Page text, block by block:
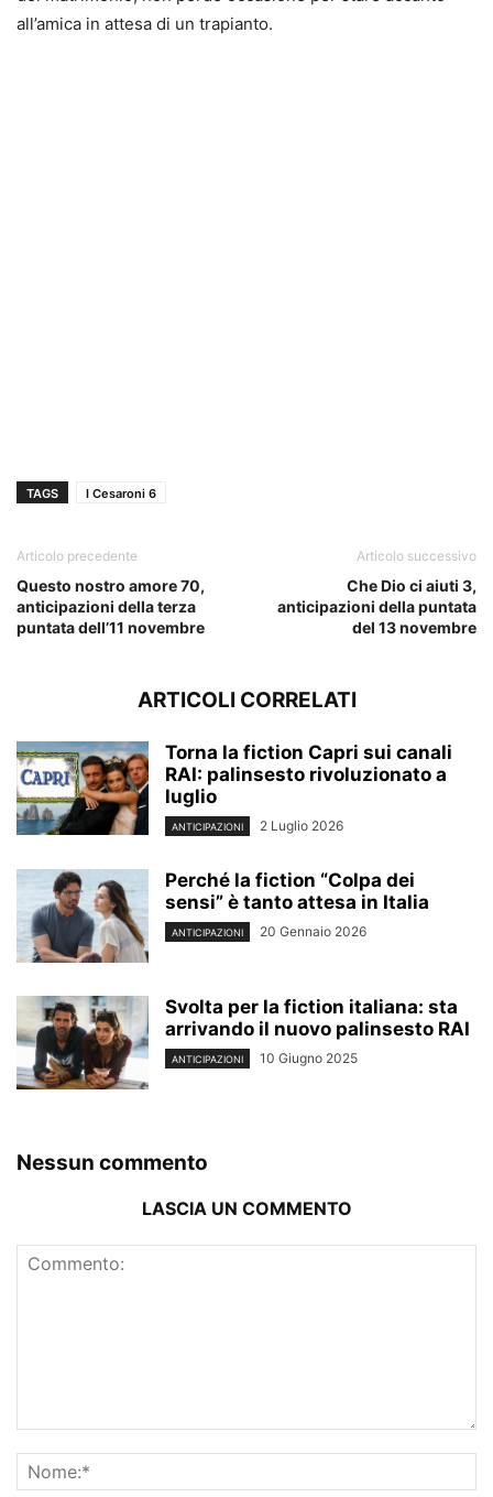
all’amica in attesa di un trapianto.
TAGS I Cesaroni 6
Articolo precedente
Questo nostro amore 70,
anticipazioni della terza
puntata dell’11 novembre
Articolo successivo
Che Dio ci aiuti 3,
anticipazioni della puntata
del 13 novembre
ARTICOLI CORRELATI
Torna la fiction Capri sui canali
RAI: palinsesto rivoluzionato a
luglio
ANTICIPAZIONI 2 Luglio 2026
Perché la fiction “Colpa dei
sensi” è tanto attesa in Italia
ANTICIPAZIONI 20 Gennaio 2026
Svolta per la fiction italiana: sta
arrivando il nuovo palinsesto RAI
ANTICIPAZIONI 10 Giugno 2025
Nessun commento
LASCIA UN COMMENTO